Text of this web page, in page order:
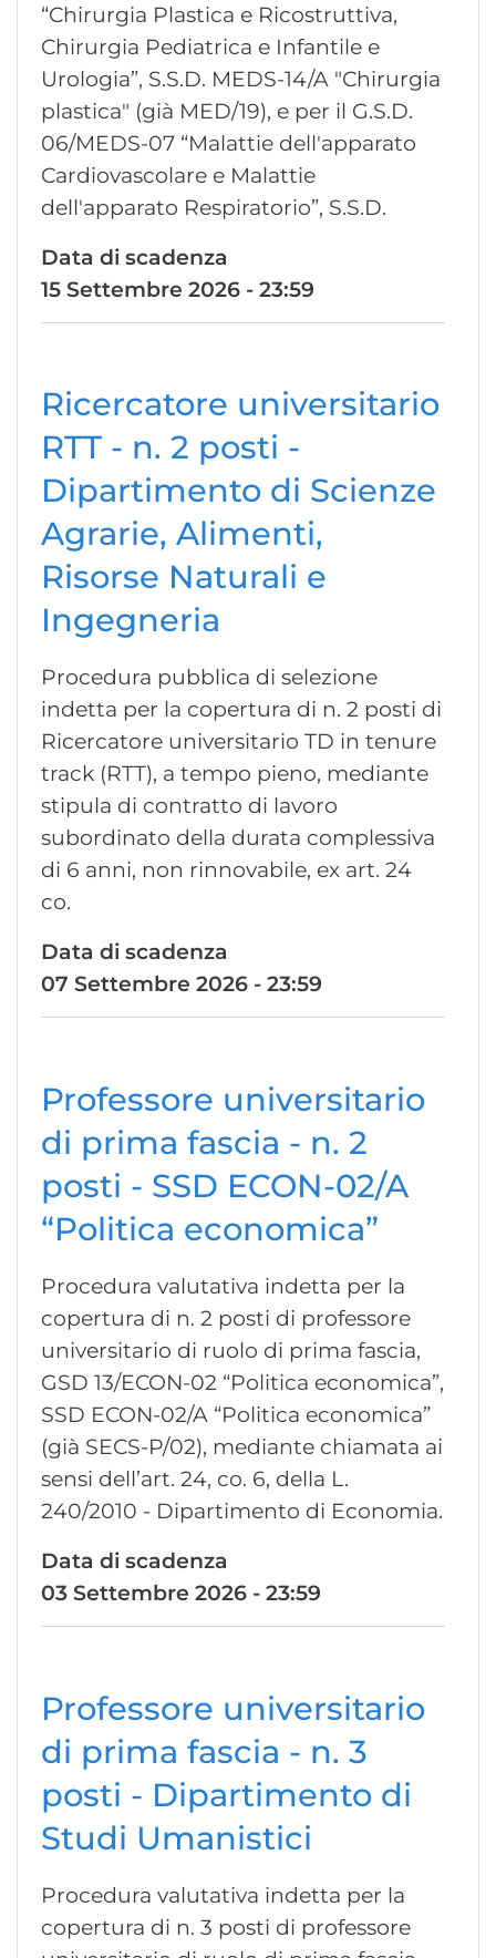
“Chirurgia Plastica e Ricostruttiva,
Chirurgia Pediatrica e Infantile e
Urologia”, S.S.D. MEDS-14/A "Chirurgia
plastica" (già MED/19), e per il G.S.D.
06/MEDS-07 “Malattie dell'apparato
Cardiovascolare e Malattie
dell'apparato Respiratorio”, S.S.D.
Data di scadenza
15 Settembre 2026 - 23:59
Ricercatore universitario
RTT - n. 2 posti -
Dipartimento di Scienze
Agrarie, Alimenti,
Risorse Naturali e
Ingegneria
Procedura pubblica di selezione
indetta per la copertura di n. 2 posti di
Ricercatore universitario TD in tenure
track (RTT), a tempo pieno, mediante
stipula di contratto di lavoro
subordinato della durata complessiva
di 6 anni, non rinnovabile, ex art. 24
co.
Data di scadenza
07 Settembre 2026 - 23:59
Professore universitario
di prima fascia - n. 2
posti - SSD ECON-02/A
“Politica economica”
Procedura valutativa indetta per la
copertura di n. 2 posti di professore
universitario di ruolo di prima fascia,
GSD 13/ECON-02 “Politica economica”,
SSD ECON-02/A “Politica economica”
(già SECS-P/02), mediante chiamata ai
sensi dell’art. 24, co. 6, della L.
240/2010 - Dipartimento di Economia.
Data di scadenza
03 Settembre 2026 - 23:59
Professore universitario
di prima fascia - n. 3
posti - Dipartimento di
Studi Umanistici
Procedura valutativa indetta per la
copertura di n. 3 posti di professore